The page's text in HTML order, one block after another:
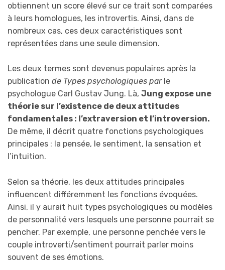
obtiennent un score élevé sur ce trait sont comparées
à leurs homologues, les introvertis. Ainsi, dans de
nombreux cas, ces deux caractéristiques sont
représentées dans une seule dimension.
Les deux termes sont devenus populaires après la
publication de Types psychologiques parle
psychologue Carl Gustav Jung. Là, Jung expose une
théorie sur l’existence de deux attitudes
fondamentales : l’extraversion et l’introversion.
De même, il décrit quatre fonctions psychologiques
principales : la pensée, le sentiment, la sensation et
l’intuition.
Selon sa théorie, les deux attitudes principales
influencent différemment les fonctions évoquées.
Ainsi, il y aurait huit types psychologiques ou modèles
de personnalité vers lesquels une personne pourrait se
pencher. Par exemple, une personne penchée vers le
couple introverti/sentiment pourrait parler moins
souvent de ses émotions.